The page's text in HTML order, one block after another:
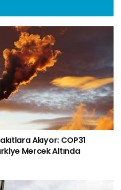
Akıyor: COP31
Mercek Altında